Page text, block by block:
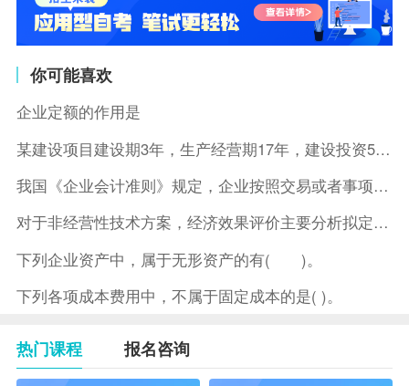
你可能喜欢
企业定额的作用是
某建设项目建设期3年，生产经营期17年，建设投资5500万元
我国《企业会计准则》规定，企业按照交易或者事项的经济特征确定
对于非经营性技术方案，经济效果评价主要分析拟定方案的( )。
下列企业资产中，属于无形资产的有( )。
下列各项成本费用中，不属于固定成本的是( )。
热门课程 报名咨询